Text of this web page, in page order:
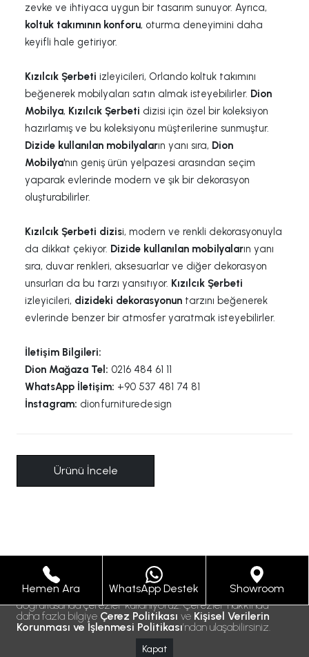
zevke ve ihtiyaca uygun bir tasarım sunuyor. Ayrıca,
koltuk takımının konforu, oturma deneyimini daha
keyifli hale getiriyor.
Kızılcık Şerbeti izleyicileri, Orlando koltuk takımını
beğenerek mobilyaları satın almak isteyebilirler. Dion
Mobilya, Kızılcık Şerbeti dizisi için özel bir koleksiyon
hazırlamış ve bu koleksiyonu müşterilerine sunmuştur.
Dizide kullanılan mobilyaların yanı sıra, Dion
Mobilya'nın geniş ürün yelpazesi arasından seçim
yaparak evlerinde modern ve şık bir dekorasyon
oluşturabilirler.
Kızılcık Şerbeti dizisi, modern ve renkli dekorasyonuyla
da dikkat çekiyor. Dizide kullanılan mobilyaların yanı
sıra, duvar renkleri, aksesuarlar ve diğer dekorasyon
unsurları da bu tarzı yansıtıyor. Kızılcık Şerbeti
izleyicileri, dizideki dekorasyonun tarzını beğenerek
evlerinde benzer bir atmosfer yaratmak isteyebilirler.
İletişim Bilgileri:
Dion Mağaza Tel: 0216 484 61 11
WhatsApp İletişim: +90 537 481 74 81
İnstagram: dionfurnituredesign
Ürünü İncele
Hemen Ara WhatsApp Destek Showroom
Size daha iyi bir hizmet sunabilmek için gizlilik politikamız
doğrultusunda çerezler kullanıyoruz. Çerezler hakkında
daha fazla bilgiye Çerez Politikası ve Kişisel Verilerin
Korunması ve İşlenmesi Politikası’ndan ulaşabilirsiniz.
Kapat